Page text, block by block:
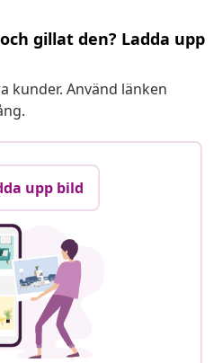
gillat den? Ladda upp
kunder. Använd länken
upp bild